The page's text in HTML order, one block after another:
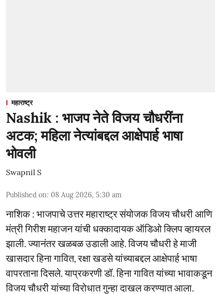
महाराष्ट्र
Nashik : भाजप नेते विजय चौधरींना
अटक; महिला नेत्यांबद्दल आक्षेपार्ह भाषा
भोवली
Swapnil S
Published on: 08 Aug 2026, 5:30 am
नाशिक : भाजपाचे उत्तर महाराष्ट्र संयोजक विजय चौधरी आणि
मंत्री गिरीश महाजन यांची धक्कादायक ऑडिओ क्लिप व्हायरल
झाली. ज्यानंतर खळबळ उडाली आहे. विजय चौधरी हे माजी
खासदार हिना गावित, रक्षा खडसे यांच्याबद्दल आक्षेपार्ह भाषा
वापरताना दिसले. याप्रकरणी डॉ. हिना गावित यांच्या भावाकडून
विजय चौधरी यांच्या विरोधात गुन्हा दाखल करण्यात आला.